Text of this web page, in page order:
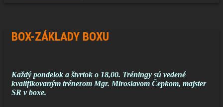
BOX-ZÁKLADY BOXU
Každý pondelok a štvrtok o 18,00. Tréningy sú vedené
kvalifikovaným trénerom Mgr. Miroslavom Čepkom, majster
SR v boxe.